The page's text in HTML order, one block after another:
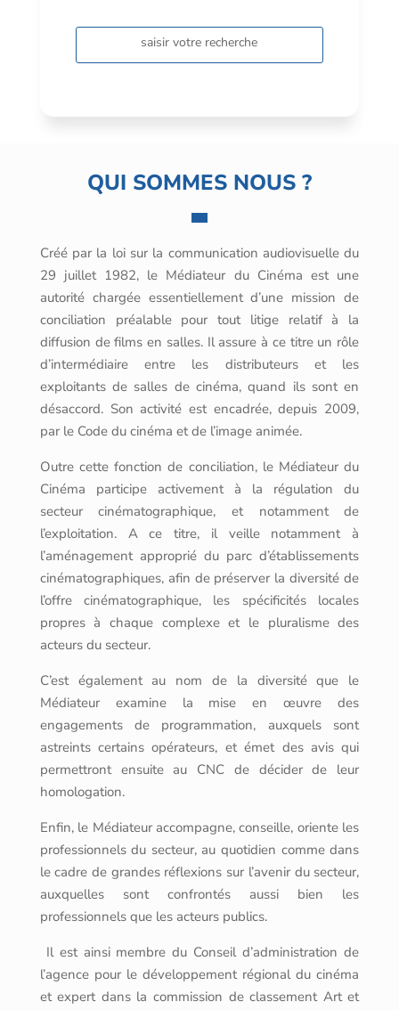
QUI SOMMES NOUS ?
Créé par la loi sur la communication audiovisuelle du
29 juillet 1982, le Médiateur du Cinéma est une
autorité chargée essentiellement d’une mission de
conciliation préalable pour tout litige relatif à la
diffusion de films en salles. Il assure à ce titre un rôle
d’intermédiaire entre les distributeurs et les
exploitants de salles de cinéma, quand ils sont en
désaccord. Son activité est encadrée, depuis 2009,
par le Code du cinéma et de l’image animée.
Outre cette fonction de conciliation, le Médiateur du
Cinéma participe activement à la régulation du
secteur cinématographique, et notamment de
l’exploitation. A ce titre, il veille notamment à
l’aménagement approprié du parc d’établissements
cinématographiques, afin de préserver la diversité de
l’offre cinématographique, les spécificités locales
propres à chaque complexe et le pluralisme des
acteurs du secteur.
C’est également au nom de la diversité que le
Médiateur examine la mise en œuvre des
engagements de programmation, auxquels sont
astreints certains opérateurs, et émet des avis qui
permettront ensuite au CNC de décider de leur
homologation.
Enfin, le Médiateur accompagne, conseille, oriente les
professionnels du secteur, au quotidien comme dans
le cadre de grandes réflexions sur l’avenir du secteur,
auxquelles sont confrontés aussi bien les
professionnels que les acteurs publics.
Il est ainsi membre du Conseil d’administration de
l’agence pour le développement régional du cinéma
et expert dans la commission de classement Art et